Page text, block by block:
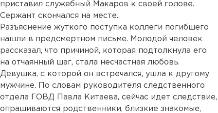
приставил служебный Макаров к своей голове.
Сержант скончался на месте.
Разъяснение жуткого поступка коллеги погибшего
нашли в предсмертном письме. Молодой человек
рассказал, что причиной, которая подтолкнула его
на отчаянный шаг, стала несчастная любовь.
Девушка, с которой он встречался, ушла к другому
мужчине. По словам руководителя следственного
отдела ГОВД Павла Китаева, сейчас идет следствие,
опрашиваются родственники, близкие знакомые,